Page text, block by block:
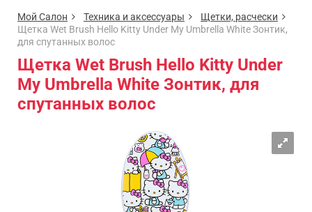
Мой Салон Техника и аксессуары
Щетки, расчески
Щетка Wet Brush Hello Kitty Under My Umbrella White Зонтик,
для спутанных волос
Щетка Wet Brush Hello Kitty Under
My Umbrella White Зонтик, для
спутанных волос